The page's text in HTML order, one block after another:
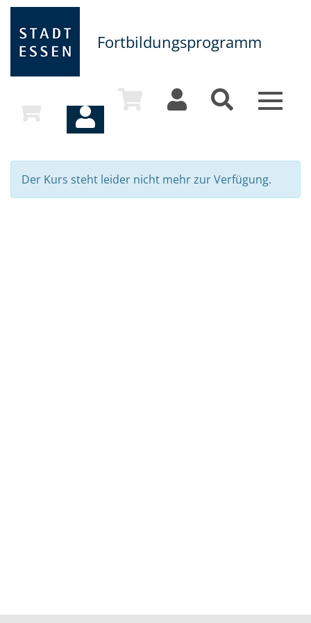
Fortbildungsprogramm
Toggle
Der Kurs steht leider nicht mehr zur Verfügung.